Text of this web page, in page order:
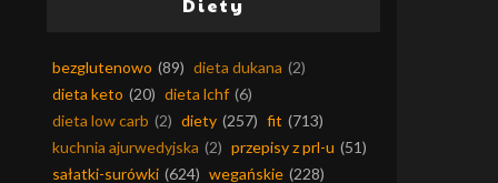
bezglutenowo (89) dieta dukana (2)
dieta keto (20) dieta lchf (6)
dieta low carb (2) diety (257) fit (713)
kuchnia ajurwedyjska (2) przepisy z prl-u (51)
sałatki-surówki (624) wegańskie (228)